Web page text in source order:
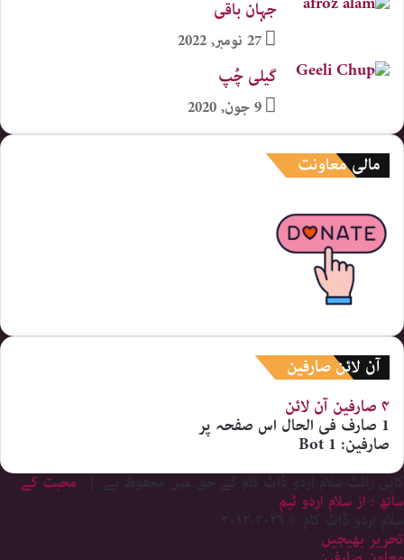
جہان باقی
27 نومبر, 2022
گیلی چُپ
9 جون, 2020
مالی معاونت
آن لائن صارفین
۴ صارفین
آن لائن
1 صارف فی الحال اس صفحہ پر
صارفین: 1 Bot
کاپی رائٹ سلام اردو ڈاٹ کام کے حق میں محفوظ ہے |
محبت کے
ساتھ : از سلام اردو ٹیم
سلام اردو ڈاٹ کام © ۲۰۲۶-۲۰۱۲
تحریر بھیجیں